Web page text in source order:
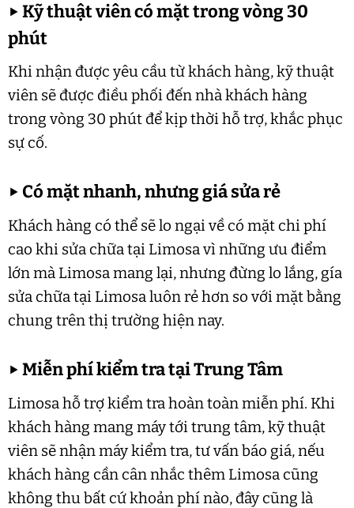
▶Kỹ thuật viên có mặt trong vòng 30
phút
Khi nhận được yêu cầu từ khách hàng, kỹ thuật
viên sẽ được điều phối đến nhà khách hàng
trong vòng 30 phút để kịp thời hỗ trợ, khắc phục
sự cố.
▶ Có mặt nhanh, nhưng giá sửa rẻ
Khách hàng có thể sẽ lo ngại về có mặt chi phí
cao khi sửa chữa tại Limosa vì những ưu điểm
lớn mà Limosa mang lại, nhưng đừng lo lắng, gía
sửa chữa tại Limosa luôn rẻ hơn so với mặt bằng
chung trên thị trường hiện nay.
▶Miễn phí kiểm tra tại Trung Tâm
Limosa hỗ trợ kiểm tra hoàn toàn miễn phí. Khi
khách hàng mang máy tới trung tâm, kỹ thuật
viên sẽ nhận máy kiểm tra, tư vấn báo giá, nếu
khách hàng cần cân nhắc thêm Limosa cũng
không thu bất cứ khoản phí nào, đây cũng là